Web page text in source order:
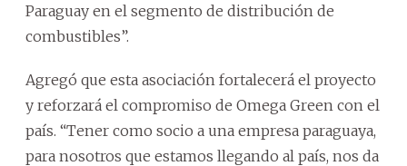
Paraguay en el segmento de distribución de
combustibles”.
Agregó que esta asociación fortalecerá el proyecto
y reforzará el compromiso de Omega Green con el
país. “Tener como socio a una empresa paraguaya,
para nosotros que estamos llegando al país, nos da